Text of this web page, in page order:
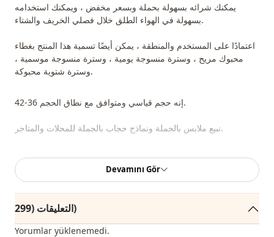
يمكنك شرائه بسهولة بحملة وبسعر مخفض ، ويمكنك استخدامه
بسهولة في الهواء الطلق خلال فصلي الخريف والشتاء.
اعتمادًا على المستخدم والمنطقة ، يمكن أيضًا تسمية هذا المنتج بغطاء
محبوك مريح ، وسترة منسوجة يومية ، وسترة منسوجة موسمية ،
وسترة شتوية محبوكة.
إنه حجم قياسي ومتوافق مع نطاق الحجم 36-42.
نبيع ملابس بالجملة ونماذج حجاب بالجملة للمحلات والمتاجر.
لشراء الملابس بالجملة والاطلاع على أسعار الجملة الخاصة ، يكفي أن
تصبح عضوًا في موقعنا وإرسال معلوماتك إلى خط الواتساب
0545695 05 91 للموافقة عليها.
ملاحظة: يتكون محتوى المنتج من سترة. (تستخدم القمصان والسراويل
والأحذية والحقائب والمجوهرات لأغراض التزيين).
Devamını Gör
التعليقات (299)
Yorumlar yüklenemedi.